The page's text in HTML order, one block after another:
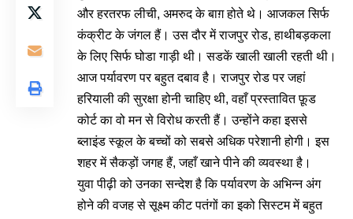
और हरतरफ लीची, अमरुद के बाग़ होते थे। आजकल सिर्फ
कंक्रीट के जंगल हैं। उस दौर में राजपुर रोड, हाथीबड़कला
के लिए सिर्फ घोडा गाड़ी थी। सडकें खाली खाली रहती थी।
आज पर्यावरण पर बहुत दबाव है। राजपुर रोड पर जहां
हरियाली की सुरक्षा होनी चाहिए थी, वहाँ प्रस्तावित फ़ूड
कोर्ट का वो मन से विरोध करती हैं। उन्होंने कहा इससे
ब्लाइंड स्कूल के बच्चों को सबसे अधिक परेशानी होगी। इस
शहर में सैकड़ों जगह हैं, जहाँ खाने पीने की व्यवस्था है।
युवा पीढ़ी को उनका सन्देश है कि पर्यावरण के अभिन्न अंग
होने की वजह से सूक्ष्म कीट पतंगों का इको सिस्टम में बहुत